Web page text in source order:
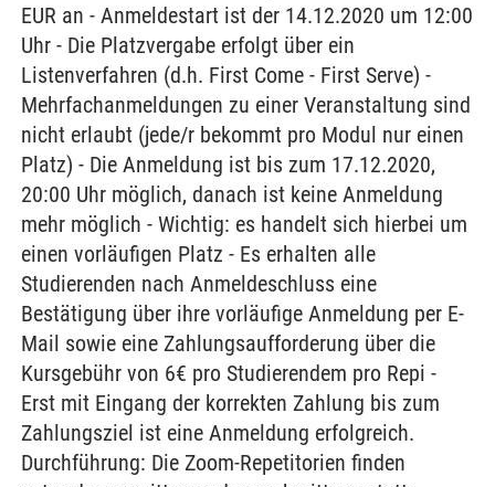
EUR an - Anmeldestart ist der 14.12.2020 um 12:00
Uhr - Die Platzvergabe erfolgt über ein
Listenverfahren (d.h. First Come - First Serve) -
Mehrfachanmeldungen zu einer Veranstaltung sind
nicht erlaubt (jede/r bekommt pro Modul nur einen
Platz) - Die Anmeldung ist bis zum 17.12.2020,
20:00 Uhr möglich, danach ist keine Anmeldung
mehr möglich - Wichtig: es handelt sich hierbei um
einen vorläufigen Platz - Es erhalten alle
Studierenden nach Anmeldeschluss eine
Bestätigung über ihre vorläufige Anmeldung per E-
Mail sowie eine Zahlungsaufforderung über die
Kursgebühr von 6€ pro Studierendem pro Repi -
Erst mit Eingang der korrekten Zahlung bis zum
Zahlungsziel ist eine Anmeldung erfolgreich.
Durchführung: Die Zoom-Repetitorien finden